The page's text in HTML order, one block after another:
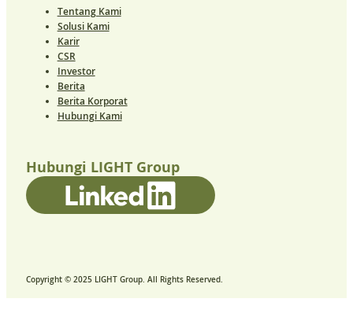
Tentang Kami
Solusi Kami
Karir
CSR
Investor
Berita
Berita Korporat
Hubungi Kami
Hubungi LIGHT Group
Copyright © 2025 LIGHT Group. All Rights Reserved.